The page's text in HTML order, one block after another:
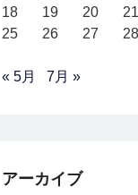
18
19 20 21
25
26 27 28
« 5月 7月 »
アーカイブ